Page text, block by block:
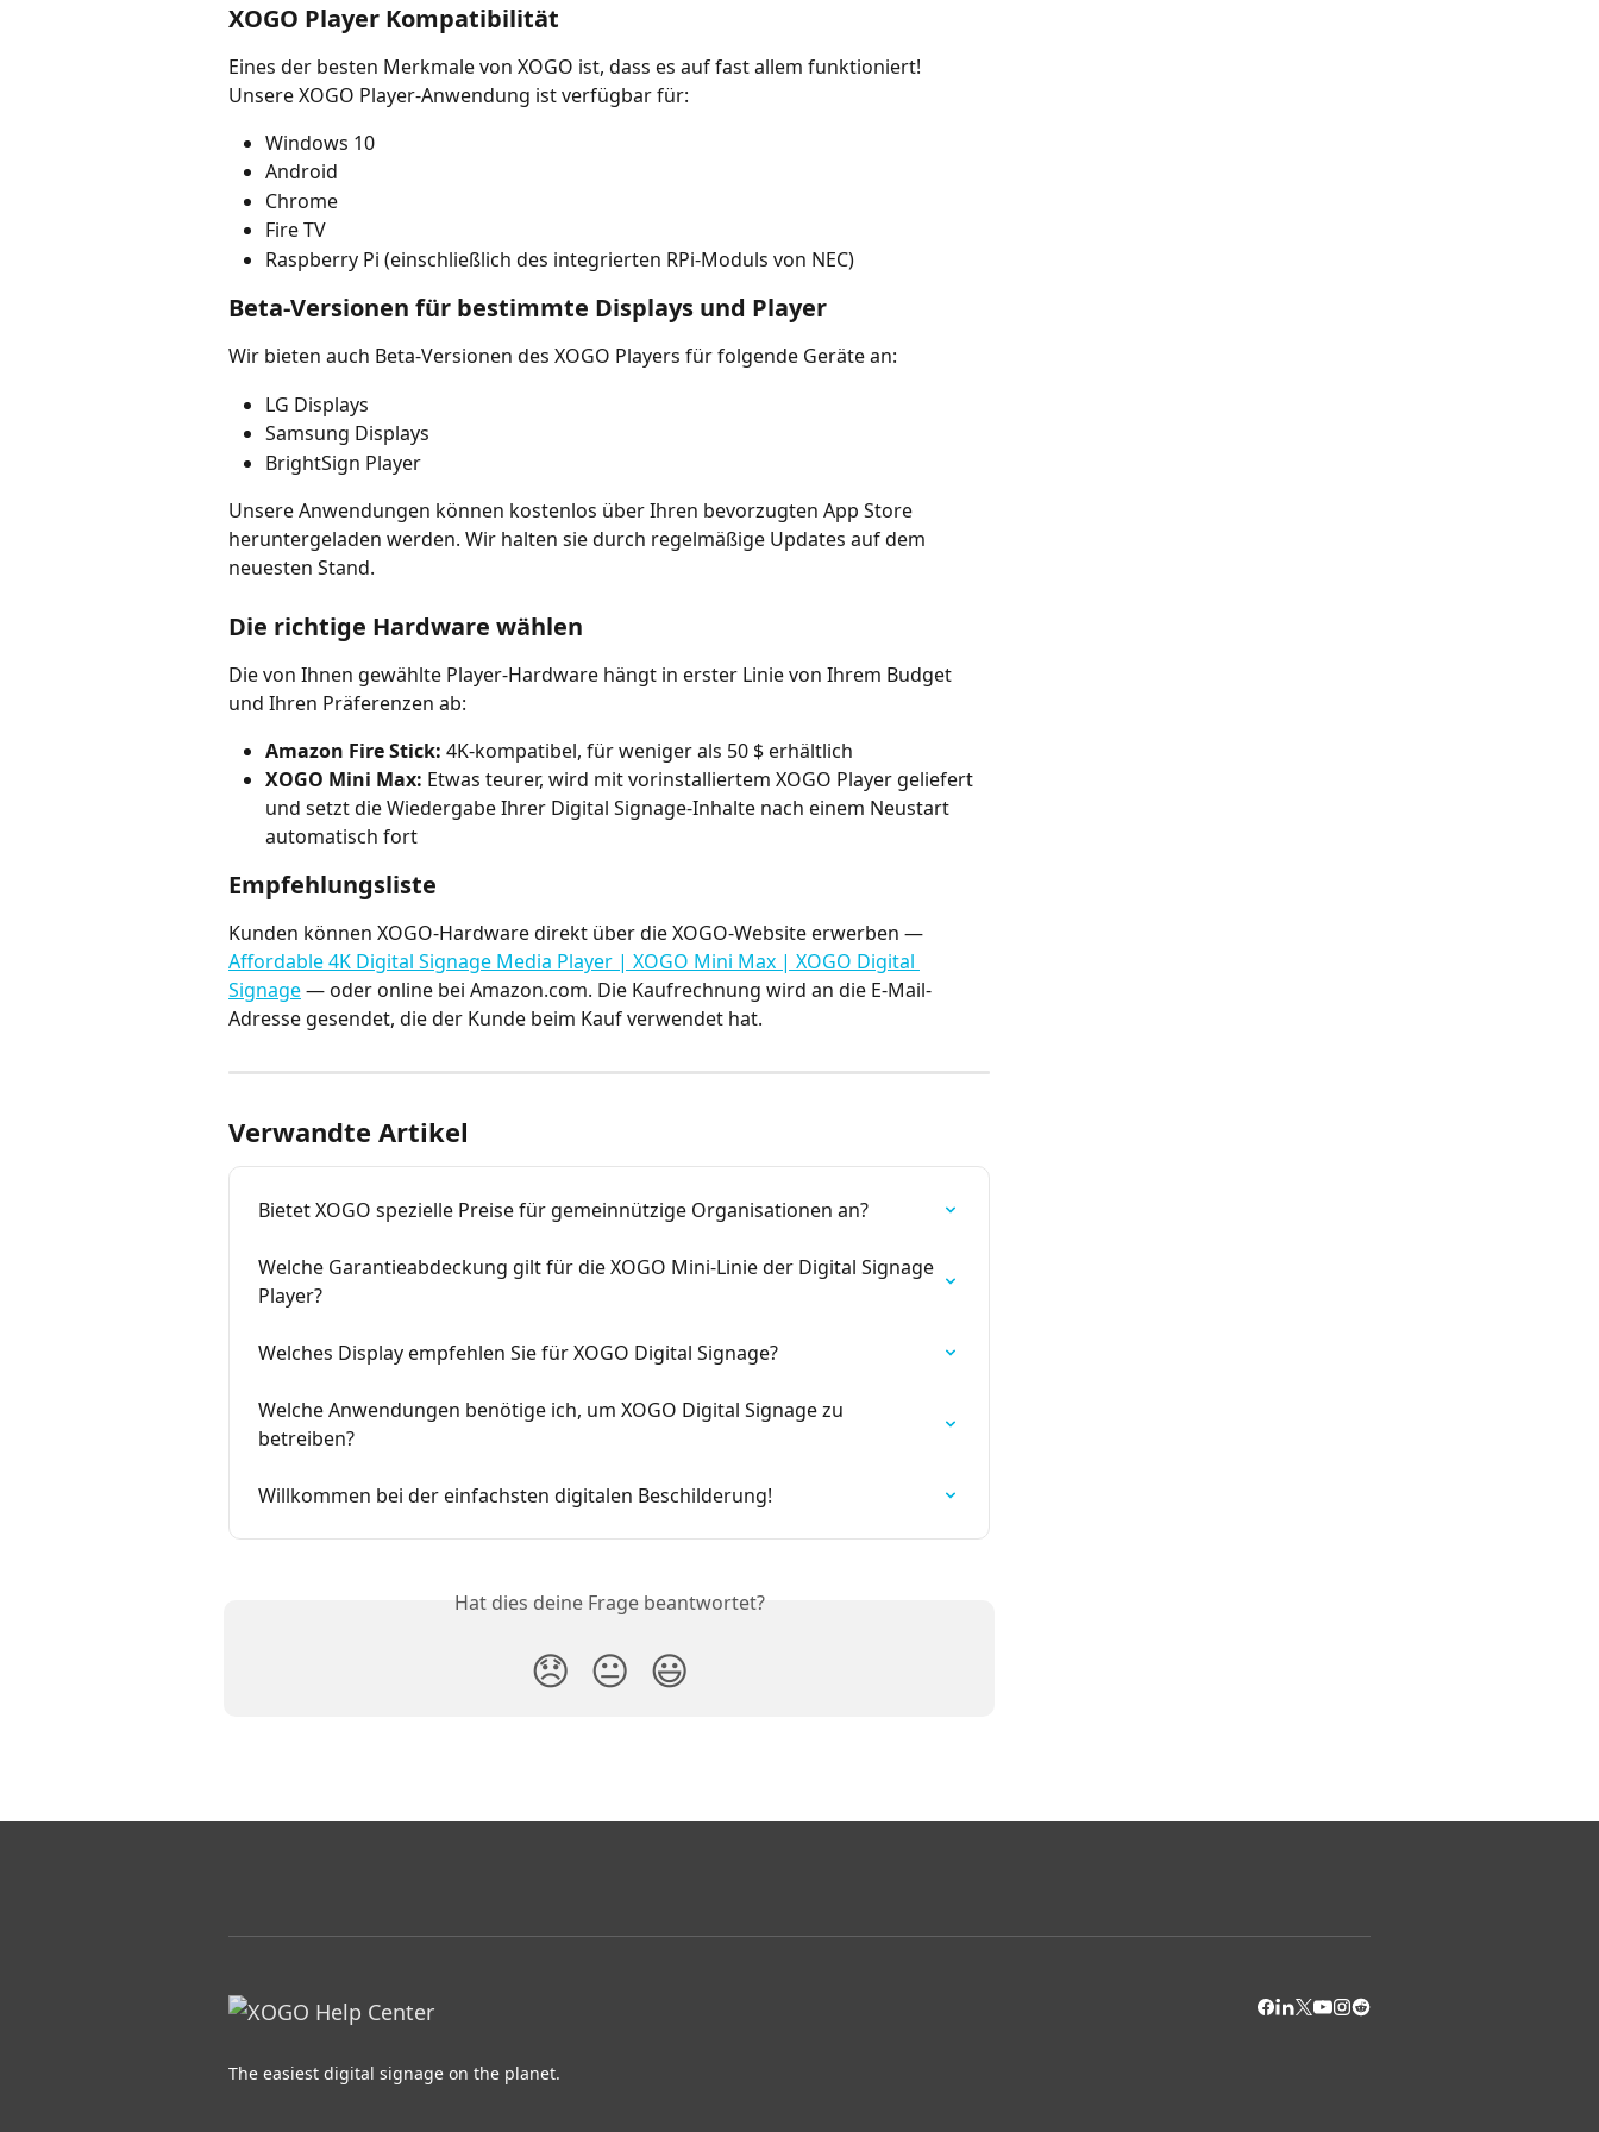
XOGO Player Kompatibilität
Eines der besten Merkmale von XOGO ist, dass es auf fast allem funktioniert!
Unsere XOGO Player-Anwendung ist verfügbar für:
Windows 10
Android
Chrome
Fire TV
Raspberry Pi (einschließlich des integrierten RPi-Moduls von NEC)
Beta-Versionen für bestimmte Displays und Player
Wir bieten auch Beta-Versionen des XOGO Players für folgende Geräte an:
LG Displays
Samsung Displays
BrightSign Player
Unsere Anwendungen können kostenlos über Ihren bevorzugten App Store
heruntergeladen werden. Wir halten sie durch regelmäßige Updates auf dem
neuesten Stand.
Die richtige Hardware wählen
Die von Ihnen gewählte Player-Hardware hängt in erster Linie von Ihrem Budget
und Ihren Präferenzen ab:
Amazon Fire Stick: 4K-kompatibel, für weniger als 50 $ erhältlich
XOGO Mini Max: Etwas teurer, wird mit vorinstalliertem XOGO Player geliefert
und setzt die Wiedergabe Ihrer Digital Signage-Inhalte nach einem Neustart
automatisch fort
Empfehlungsliste
Kunden können XOGO-Hardware direkt über die XOGO-Website erwerben —
Affordable 4K Digital Signage Media Player | XOGO Mini Max | XOGO Digital
Signage — oder online bei Amazon.com. Die Kaufrechnung wird an die E-Mail-
Adresse gesendet, die der Kunde beim Kauf verwendet hat.
Verwandte Artikel
Bietet XOGO spezielle Preise für gemeinnützige Organisationen an?
Welche Garantieabdeckung gilt für die XOGO Mini-Linie der Digital Signage
Player?
Welches Display empfehlen Sie für XOGO Digital Signage?
Welche Anwendungen benötige ich, um XOGO Digital Signage zu
betreiben?
Willkommen bei der einfachsten digitalen Beschilderung!
Hat dies deine Frage beantwortet?
😞 😐 😃
The easiest digital signage on the planet.